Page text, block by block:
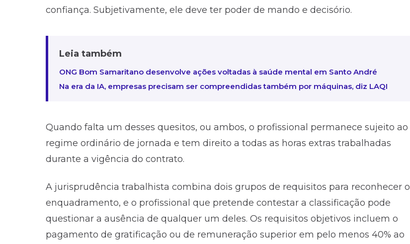
confiança. Subjetivamente, ele deve ter poder de mando e decisório.
Leia também
ONG Bom Samaritano desenvolve ações voltadas à saúde mental em Santo André
Na era da IA, empresas precisam ser compreendidas também por máquinas, diz LAQI
Quando falta um desses quesitos, ou ambos, o profissional permanece sujeito ao
regime ordinário de jornada e tem direito a todas as horas extras trabalhadas
durante a vigência do contrato.
A jurisprudência trabalhista combina dois grupos de requisitos para reconhecer o
enquadramento, e o profissional que pretende contestar a classificação pode
questionar a ausência de qualquer um deles. Os requisitos objetivos incluem o
pagamento de gratificação ou de remuneração superior em pelo menos 40% ao